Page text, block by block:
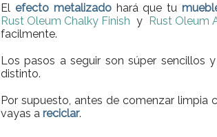
El efecto metalizado hará que tu
Rust Oleum Chalky Finish y Rust Oleum
facilmente.
Los pasos a seguir son súper sencillos
distinto.
Por supuesto, antes de comenzar
vayas a reciclar.